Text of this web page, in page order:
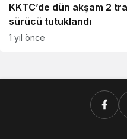
KKTC’de dün akşam 2
sürücü tutuklandı
1 yıl önce